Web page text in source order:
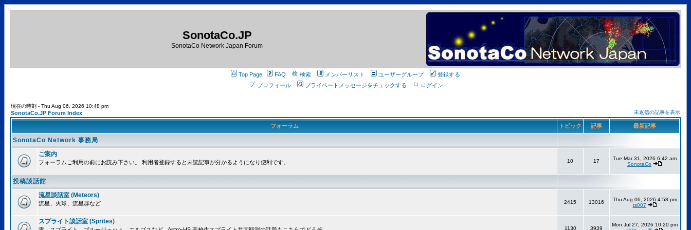
SonotaCo.JP
SonotaCo Network Japan Forum
Top Page FAQ 検索 メンバーリスト ユーザーグループ
登録する
プロフィール
プライベートメッセージをチェックする ログイン
現在の時刻 - Thu Aug 06, 2026 10:48 pm
SonotaCo.JP Forum Index 未返信の記事を表示
フォーラム トピック 記事 最新記事
SonotaCo Network 事務局
ご案内
フォーラムご利用の前にお読み下さい。 利用者登録すると未読記事が分かるようになり便利です。 10 17
Tue Mar 31, 2026 6:42 am
SonotaCo
投稿談話館
流星談話室 (Meteors)
流星、火球、流星群など 2415 13016
Thu Aug 06, 2026 4:58 pm
ts007
スプライト談話室 (Sprites)
1130 3939
Mon Jul 27, 2026 10:20 pm